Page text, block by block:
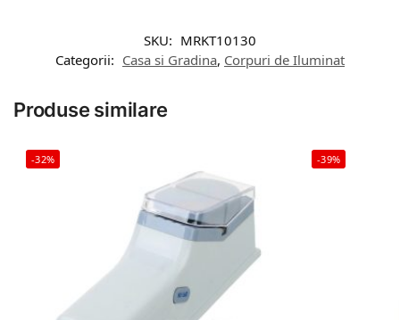
SKU: MRKT10130
Categorii: Casa si Gradina, Corpuri de Iluminat
Produse similare
-32% -39%